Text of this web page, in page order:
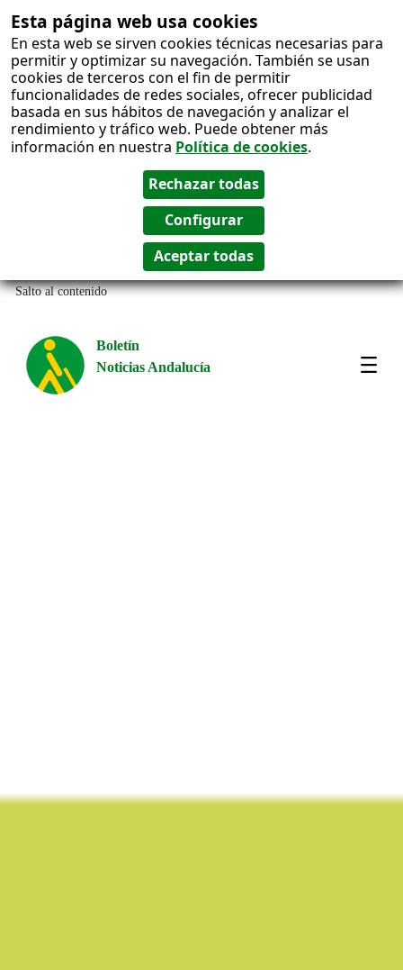
Esta página web usa cookies
En esta web se sirven cookies técnicas necesarias para
permitir y optimizar su navegación. También se usan
cookies de terceros con el fin de permitir
funcionalidades de redes sociales, ofrecer publicidad
basada en sus hábitos de navegación y analizar el
rendimiento y tráfico web. Puede obtener más
información en nuestra Política de cookies.
Salto al contenido
Boletín
Noticias Andalucía